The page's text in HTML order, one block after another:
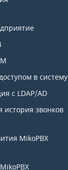
в систему
с LDAP/AD
звонков
MikoPBX